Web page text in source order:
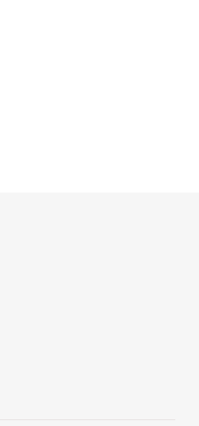
Voit tehdä valinnat tuotteen sivulla.